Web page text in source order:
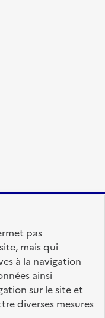
pas
mais qui
à la navigation
ainsi
sur le site et
diverses mesures